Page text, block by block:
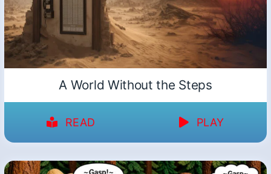
A World Without the Steps
READ PLAY